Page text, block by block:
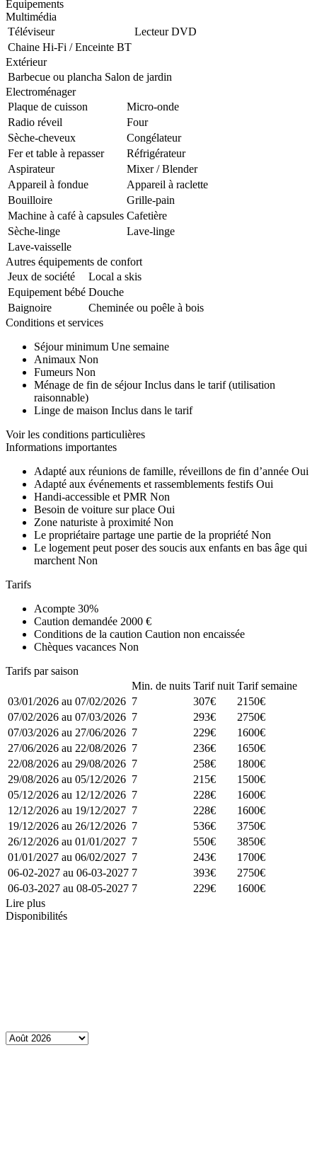
Équipements
Multimédia
Téléviseur
Lecteur DVD
Chaine Hi-Fi / Enceinte BT
Extérieur
Barbecue ou plancha Salon de jardin
Electroménager
Plaque de cuisson
Micro-onde
Radio réveil
Four
Sèche-cheveux
Congélateur
Fer et table à repasser
Réfrigérateur
Aspirateur
Mixer / Blender
Appareil à fondue
Appareil à raclette
Bouilloire
Grille-pain
Machine à café à capsules Cafetière
Sèche-linge
Lave-linge
Lave-vaisselle
Autres équipements de confort
Jeux de société
Local a skis
Equipement bébé Douche
Baignoire
Cheminée ou poêle à bois
Conditions et services
Séjour minimum Une semaine
Animaux Non
Fumeurs Non
Ménage de fin de séjour Inclus dans le tarif (utilisation
raisonnable)
Linge de maison Inclus dans le tarif
Voir les conditions particulières
Informations importantes
Adapté aux réunions de famille, réveillons de fin d’année Oui
Adapté aux événements et rassemblements festifs Oui
Handi-accessible et PMR Non
Besoin de voiture sur place Oui
Zone naturiste à proximité Non
Le propriétaire partage une partie de la propriété Non
Le logement peut poser des soucis aux enfants en bas âge qui
marchent Non
Tarifs
Acompte 30%
Caution demandée 2000 €
Conditions de la caution Caution non encaissée
Chèques vacances Non
Tarifs par saison
Min. de nuits Tarif nuit Tarif semaine
03/01/2026 au 07/02/2026 7 307€
2150€
07/02/2026 au 07/03/2026 7 293€
2750€
07/03/2026 au 27/06/2026 7 229€
1600€
27/06/2026 au 22/08/2026 7 236€
1650€
22/08/2026 au 29/08/2026 7 258€
1800€
29/08/2026 au 05/12/2026 7 215€
1500€
05/12/2026 au 12/12/2026 7 228€
1600€
12/12/2026 au 19/12/2027 7 228€
1600€
19/12/2026 au 26/12/2026 7 536€
3750€
26/12/2026 au 01/01/2027 7 550€
3850€
01/01/2027 au 06/02/2027 7 243€
1700€
06-02-2027 au 06-03-2027 7 393€
2750€
06-03-2027 au 08-05-2027 7 229€
1600€
Lire plus
Disponibilités